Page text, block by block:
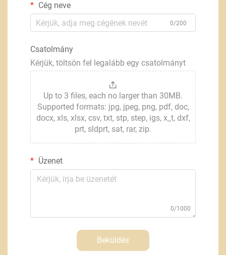
Cég neve
0/200
Csatolmány
Kérjük, töltsön fel legalább egy csatolmányt
Up to 3 files, each no larger than 30MB.
Supported formats: jpg, jpeg, png, pdf, doc,
docx, xls, xlsx, csv, txt, stp, step, igs, x_t, dxf,
prt, sldprt, sat, rar, zip.
Üzenet
0/1000
Beküldés